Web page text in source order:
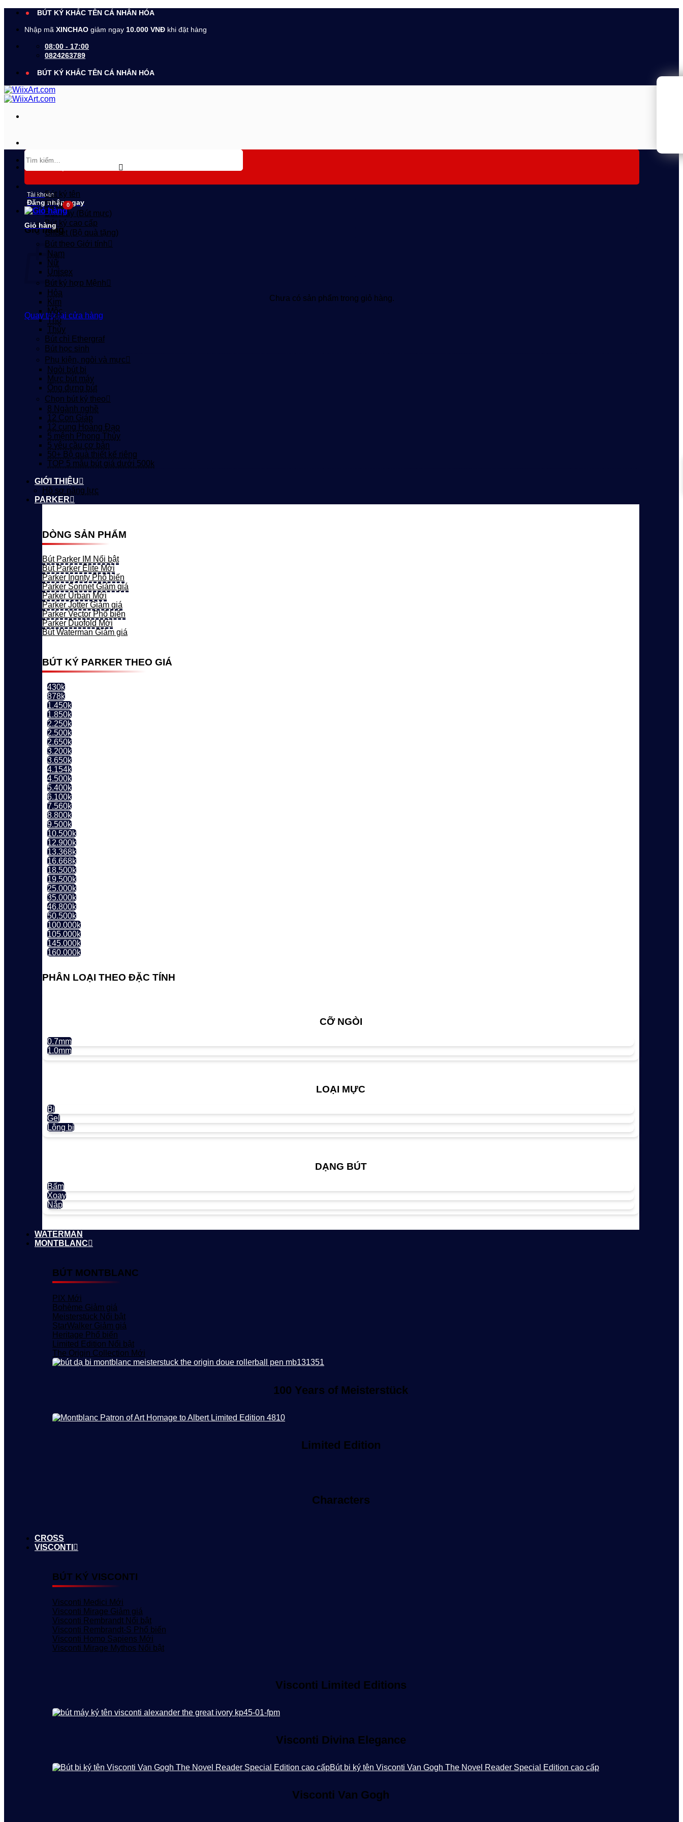
BÚT KÝ KHẮC TÊN CÁ NHÂN HÓA
Nhập mã XINCHAO giảm ngay 10.000 VNĐ khi đặt hàng
08:00 - 17:00
0824263789
BÚT KÝ KHẮC TÊN CÁ NHÂN HÓA
Tìm
kiếm:
Tài khoản
Đăng nhập ngay
Giỏ hàng
Giỏ hàng
Chưa có sản phẩm trong giỏ hàng.
Quay trở lại cửa hàng
Bút ký tên
Bút bi
Bút máy (Bút mực)
Bút ký cao cấp
Giftset (Bộ quà tặng)
Bút theo Giới tính
Nam
Nữ
Unisex
Bút ký hợp Mệnh
Hỏa
Kim
Mộc
Thổ
Thủy
Bút chì Ethergraf
Bút học sinh
Phụ kiện, ngòi và mực
Ngòi bút bi
Mực bút máy
Ống đựng bút
Chọn bút ký theo
8 Ngành nghề
12 Con Giáp
12 cung Hoàng Đạo
5 mệnh Phong Thủy
5 yêu cầu cơ bản
50+ Bộ quà thiết kế riêng
TOP 5 mẫu bút giá dưới 500k
GIỚI THIỆU
Hồ sơ năng lực
PARKER
DÒNG SẢN PHẨM
Bút Parker IM
Bút Parker Elite
Parker Ingnty
Parker Sonnet
Parker Urban
Parker Jotter
Parker Vector
Parker Duofold
Bút Waterman
BÚT KÝ PARKER THEO GIÁ
430k
878k
1.450k
1.850k
2.250k
2.500k
2.650k
3.200k
3.650k
4.154k
4.500k
5.400k
6.100k
7.560k
8.800k
9.500k
10.500k
12.900k
13.368k
16.668k
18.500k
19.500k
25.000k
35.000k
46.800k
50.500k
100.000k
105.000k
145.000k
160.000k
PHÂN LOẠI THEO ĐẶC TÍNH
CỠ NGÒI
0.7mm
1.0mm
LOẠI MỰC
Bi
Gel
Lông bi
DẠNG BÚT
Bấm
Xoay
Nắp
WATERMAN
MONTBLANC
BÚT MONTBLANC
PIX
Bohème
Meisterstück
StarWalker
Heritage
Limited Edition
The Origin Collection
100 Years of Meisterstück
Limited Edition
Characters
CROSS
VISCONTI
BÚT KÝ VISCONTI
Visconti Medici
Visconti Mirage
Visconti Rembrandt
Visconti Rembrandt-S
Visconti Homo Sapiens
Visconti Mirage Mythos
Visconti Limited Editions
Visconti Divina Elegance
Visconti Van Gogh